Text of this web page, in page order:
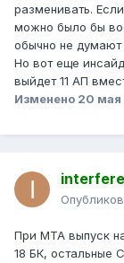
разменивать.
можно было бы
обычно не думают
Но вот еще
выйдет 11 АП
Изменено 20 мая
При МТА выпуск
18 БК, остальные